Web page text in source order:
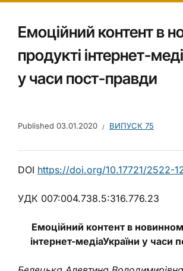
Емоційний контент в
продукті інтернет-
у часи пост-правди
Published 03.01.2020 ВИПУСК 75
DOI https://doi.org/10.17721/2522-
УДК 007:004.738.5:316.776.23
Емоційний контент в
інтернет-медіаУкраїни у часи